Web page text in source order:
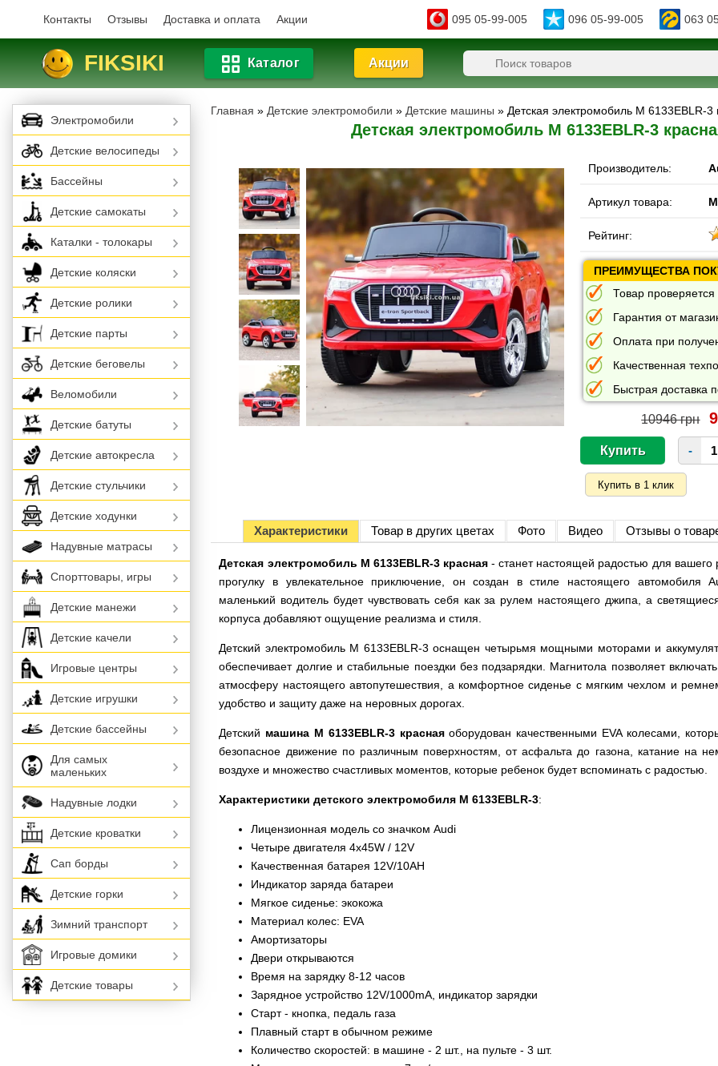
Контакты Отзывы Доставка и оплата Акции 095 05-99-005 096 05-99-005 063
FIKSIKI Каталог Акции
Главная » Детские электромобили » Детские машины » Детская электромобиль M 6133EBLR-
Детская электромобиль M 6133EBLR-3
Производитель:
Артикул товара:
Рейтинг:
ПРЕИМУЩЕСТВА
Товар
Гарантия от
Оплата при
Качественная
Быстрая доставка
10946 грн
-
Характеристики Товар в других цветах Фото Видео Отзывы о
Детская электромобиль M 6133EBLR-3 красная- станет настоящей радостью для
прогулку в увлекательное приключение, он создан в стиле настоящего автомобиля
маленький водитель будет чувствовать себя как за рулем настоящего джипа, а
корпуса добавляют ощущение реализма и стиля.
Детский электромобиль M 6133EBLR-3 оснащен четырьмя мощными моторами и
обеспечивает долгие и стабильные поездки без подзарядки. Магнитола позволяет
атмосферу настоящего автопутешествия, а комфортное сиденье с мягким чехлом и
удобство и защиту даже на неровных дорогах.
Детский машина M 6133EBLR-3 краснаяоборудован качественными EVA колесами,
безопасное движение по различным поверхностям, от асфальта до газона, катание на
воздухе и множество счастливых моментов, которые ребенок будет вспоминать с радостью.
Характеристики детского электромобиля M 6133EBLR-3:
Лицензионная модель со значком Audi
Четыре двигателя 4х45W / 12V
Качественная батарея 12V/10AH
Индикатор заряда батареи
Мягкое сиденье: экокожа
Материал колес: EVA
Амортизаторы
Двери открываются
Время на зарядку 8-12 часов
Зарядное устройство 12V/1000mA, индикатор зарядки
Старт - кнопка, педаль газа
Плавный старт в обычном режиме
Количество скоростей: в машине - 2 шт., на пульте - 3 шт.
Электромобили
Детские велосипеды
Бассейны
Детские самокаты
Каталки - толокары
Детские коляски
Детские ролики
Детские парты
Детские беговелы
Веломобили
Детские батуты
Детские автокресла
Детские стульчики
Детские ходунки
Надувные матрасы
Спорттовары, игры
Детские манежи
Детские качели
Игровые центры
Детские игрушки
Детские бассейны
Для самых
маленьких
Надувные лодки
Детские кроватки
Сап борды
Детские горки
Зимний транспорт
Игровые домики
Детские товары